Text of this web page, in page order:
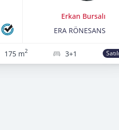
Erkan Bursalı
ERA RÖNESANS
175 m2 3+1